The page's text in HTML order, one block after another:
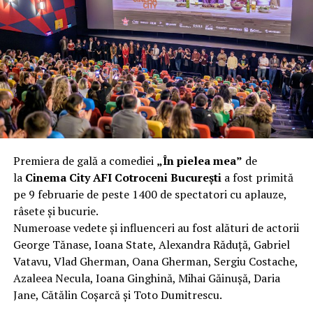
40 km/h. Nu s-a prăbușit, dar s-a deformat atât de tare
încât nu a mai putut fi pliat. Proprietarul l-a aruncat la
fier vechi a doua zi. Asta ca să fie clar de la început: nu
vorbim despre preferințe estetice, ci despre
funcționalitate reală.
Aluminiul, pe scurt: ușor,
rezistent la coroziune, dar cu
nuanțe
Aluminiul e materialul care apare primul în conversație
când cineva caută un pavilion ușor. Și pe bună dreptate.
Densitatea aluminiului e de aproximativ 2,7 g/cm³, față
de circa 7,8 g/cm³ pentru oțel. Practic, la un volum
identic, aluminiul cântărește cam o treime din greutatea
oțelului. Pentru oricine transportă, montează și
demontează frecvent o structură, diferența asta se
Premiera de gală a comediei „În pielea mea” de
la Cinema City AFI Cotroceni Bucureștia fost primită
pe 9 februarie de peste 1400 de spectatori cu aplauze,
râsete și bucurie.
Numeroase vedete și influenceri au fost alături de actorii
George Tănase, Ioana State, Alexandra Răduță, Gabriel
Vatavu, Vlad Gherman, Oana Gherman, Sergiu Costache,
Azaleea Necula, Ioana Ginghină, Mihai Găinușă, Daria
Jane, Cătălin Coșarcă și Toto Dumitrescu.